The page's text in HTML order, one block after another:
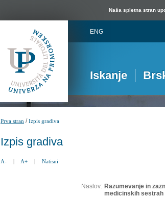
Naša spletna stran
ENG
Iskanje
Prva stran /Izpis gradiva
Izpis gradiva
A- | A+ | Natisni
Naslov: Razumevanje in
medicinskih sestrah